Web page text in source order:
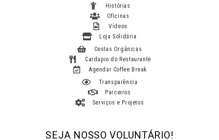
Histórias
Oficinas
Vídeos
Loja Solidária
Cestas Orgânicas
Cardapio do Restaurante
Agendar Coffee Break
Transparência
Parceiros
Serviços e Projetos
SEJA NOSSO VOLUNTÁRIO!